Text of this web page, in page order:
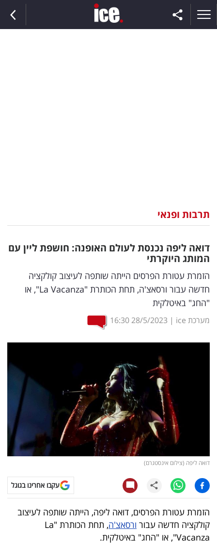
וצרכנות
דיגיטל
וטק
שיווק
ופרסום
קריפטו
ויראלי
טלוויזיה
עסקי
ספורט
תרבות ופנאי
דואה ליפה נכנסת לעולם האופנה: חושפת ליין עם
המותג היוקרתי
הזמרת עטורת הפרסים הייתה שותפה לעיצוב קולקציה
חדשה עבור ורסאצ'ה, תחת הכותרת "La Vacanza", או
"החג" באיטלקית
מערכת ice |
28/5/2023
16:30
דואה ליפה (צילום אינסטגרם)
עקבו אחרינו בגוגל
הזמרת עטורת הפרסים, דואה ליפה, הייתה שותפה לעיצוב
קולקציה חדשה עבור ורסאצ'ה
, תחת הכותרת "La
Vacanza", או "החג" באיטלקית.